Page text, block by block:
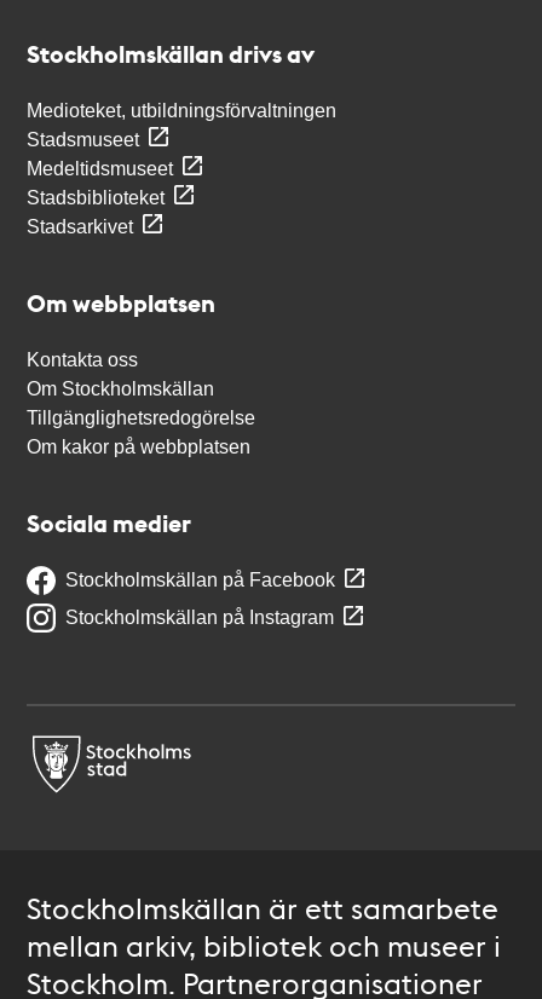
Stockholmskällan drivs av
Medioteket, utbildningsförvaltningen
Stadsmuseet
Medeltidsmuseet
Stadsbiblioteket
Stadsarkivet
Om webbplatsen
Kontakta oss
Om Stockholmskällan
Tillgänglighetsredogörelse
Om kakor på webbplatsen
Sociala medier
Stockholmskällan på Facebook
Stockholmskällan på Instagram
Stockholmskällan är ett samarbete
mellan arkiv, bibliotek och museer i
Stockholm. Partnerorganisationer